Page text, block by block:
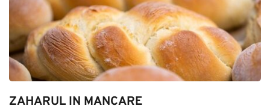
ZAHARUL IN MANCARE